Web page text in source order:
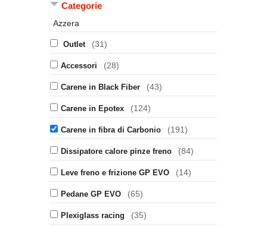
Categorie
Azzera
Outlet (31)
Accessori (28)
Carene in Black Fiber (43)
Carene in Epotex (124)
Carene in fibra di Carbonio (191)
Dissipatore calore pinze freno (84)
Leve freno e frizione GP EVO (14)
Pedane GP EVO (65)
Plexiglass racing (35)